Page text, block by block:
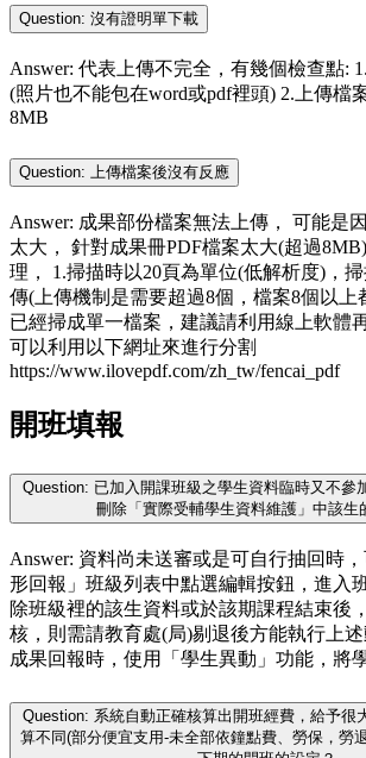
Question: 沒有證明單下載
Answer: 代表上傳不完全，有幾個檢查點:
(照片也不能包在word或pdf裡頭) 2.上傳檔
8MB
Question: 上傳檔案後沒有反應
Answer: 成果部份檔案無法上傳， 可能是
太大， 針對成果冊PDF檔案太大(超過
理， 1.掃描時以20頁為單位(低解析度)，
傳(上傳機制是需要超過8個，檔案8個以上
已經掃成單一檔案，建議請利用線上軟體
可以利用以下網址來進行分割
https://www.ilovepdf.com/zh_tw/fencai_pdf
開班填報
Question: 已加入開課班級之學生資料臨時又不參
刪除「實際受輔學生資料維護」中該生
Answer: 資料尚未送審或是可自行抽回時
形回報」班級列表中點選編輯按鈕，進入
除班級裡的該生資料或於該期課程結束後
核，則需請教育處(局)剔退後方能執行上
成果回報時，使用「學生異動」功能，將
Question: 系統自動正確核算出開班經費，給予很
算不同(部分便宜支用-未全部依鐘點費、勞保，勞